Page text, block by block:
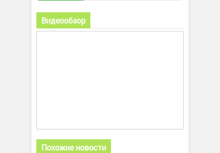
Видеообзор
Похожие новости